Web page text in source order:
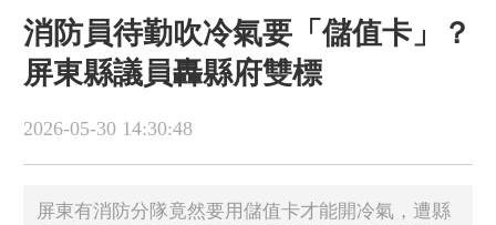
消防員待勤吹冷氣要「儲值卡」？
屏東縣議員轟縣府雙標
2026-05-30 14:30:48
屏東有消防分隊竟然要用儲值卡才能開冷氣，遭縣